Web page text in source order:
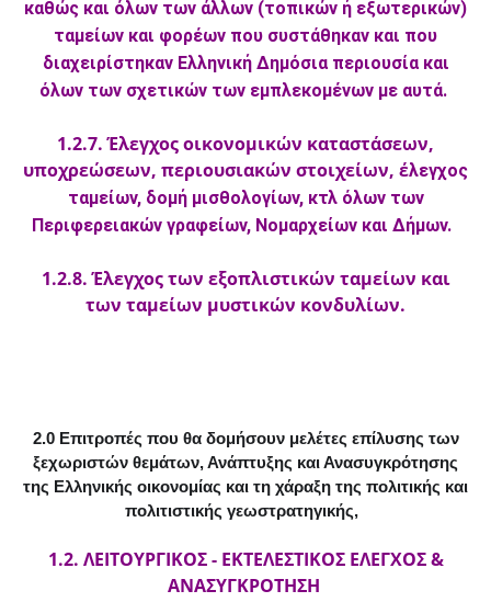
καθώς και όλων των άλλων (τοπικών ή εξωτερικών)
ταμείων και φορέων που συστάθηκαν και που
διαχειρίστηκαν Ελληνική Δημόσια περιουσία και
όλων των σχετικών των εμπλεκομένων με αυτά.
1.2.7. Έλεγχος οικονομικών καταστάσεων,
υποχρεώσεων, περιουσιακών στοιχείων, έλεγχος
ταμείων, δομή μισθολογίων, κτλ όλων των
Περιφερειακών γραφείων, Νομαρχείων και Δήμων.
1.2.8. Έλεγχος των εξοπλιστικών ταμείων και
των ταμείων μυστικών κονδυλίων.
2.0 Επιτροπές που θα δομήσουν μελέτες επίλυσης των
ξεχωριστών θεμάτων, Ανάπτυξης και Ανασυγκρότησης
της Ελληνικής οικονομίας και τη χάραξη της πολιτικής και
πολιτιστικής γεωστρατηγικής,
1.2. ΛΕΙΤΟΥΡΓΙΚΟΣ - ΕΚΤΕΛΕΣΤΙΚΟΣ ΕΛΕΓΧΟΣ &
ΑΝΑΣΥΓΚΡΟΤΗΣΗ